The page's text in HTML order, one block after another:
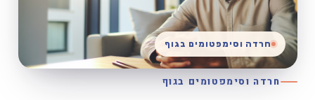
חרדה וסימפטומים בגוף
חרדה וסימפטומים בגוף